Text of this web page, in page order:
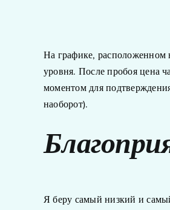
На графике, расположенном
уровня. После пробоя цена
моментом для
наоборот).
Я беру самый низкий и